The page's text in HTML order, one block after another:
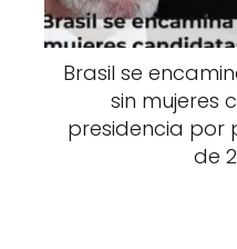
Brasil se
sin mujeres
presidencia por
de